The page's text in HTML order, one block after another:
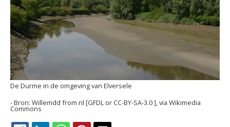
De Durme in de omgeving van Elversele
Willemdd from nl [GFDL or CC-BY-SA-3.0 ], via Wikimedia
Commons